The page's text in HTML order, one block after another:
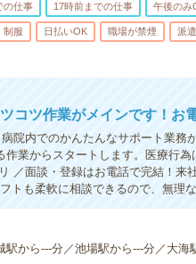
の仕事 17時前までの仕事 午後のみ
制服 日払いOK 職場が禁煙 派
コツ作業がメインです！お
院内でのかんたんなサポート業務
業からスタートします。医療行
／面談・登録はお電話で完結！来
トも柔軟に相談できるので、無理
駅から---分／池場駅から---分／大海